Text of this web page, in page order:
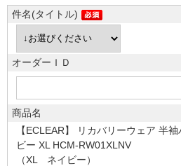
件名(タイトル)
オーダーＩＤ
商品名
【ECLEAR】 リカバリーウェア 半
ビー XL HCM-RW01XLNV
（XL ネイビー）